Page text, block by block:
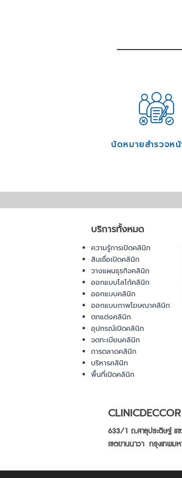
นัดหมายสำรวจหน้
บริการทั้งหมด
ความรู้การเปิดคลินิก
สินเชื่อเปิดคลินิก
วางแผนธุรกิจคลินิก
ออกแบบโลโก้คลินิก
ออกแบบคลินิก
ออกแบบภาพโฆษณาคลินิก
ตกแต่งคลินิก
อุปกรณ์เปิดคลินิก
จดทะเบียนคลินิก
การตลาดคลินิก
บริหารคลินิก
พื้นที่เปิดคลินิก
CLINICDECCOR
633/1 ถ.สาธุประดิษฐ์ แข
เขตยานนาวา กรุงเทพม